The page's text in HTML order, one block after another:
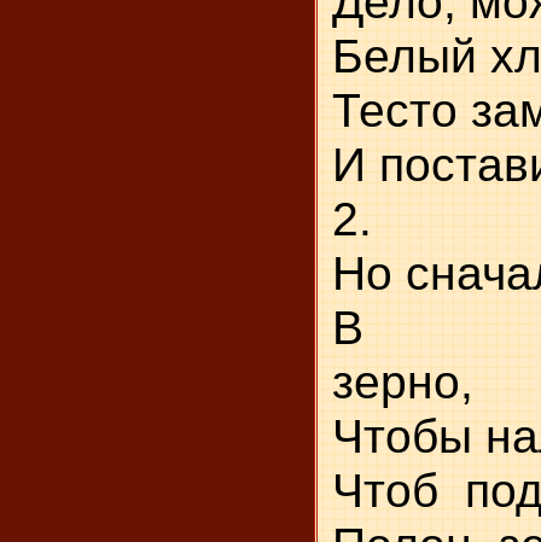
И
2.
Но
В